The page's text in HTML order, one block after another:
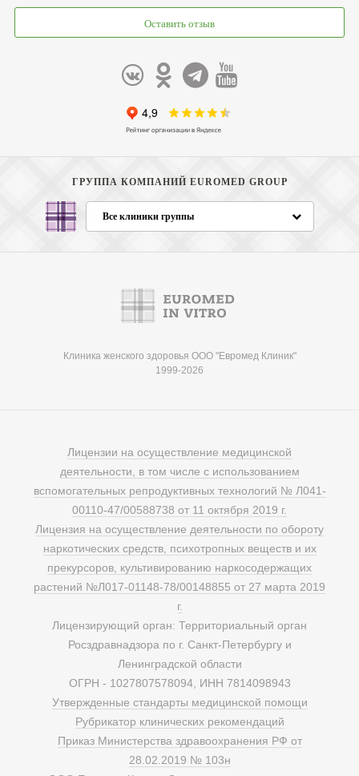
Оставить отзыв
ГРУППА КОМПАНИЙ EUROMED GROUP
Все клиники группы
Клиника женского здоровья ООО "Евромед Клиник"
1999-2026
Лицензии на осуществление медицинской
деятельности, в том числе с использованием
вспомогательных репродуктивных технологий № Л041-
00110-47/00588738 от 11 октября 2019 г.
Лицензия на осуществление деятельности по обороту
наркотических средств, психотропных веществ и их
прекурсоров, культивированию наркосодержащих
растений №Л017-01148-78/00148855 от 27 марта 2019
г.
Лицензирующий орган: Территориальный орган
Росздравнадзора по г. Санкт-Петербургу и
Ленинградской области
ОГРН - 1027807578094, ИНН 7814098943
Утвержденные стандарты медицинской помощи
Рубрикатор клинических рекомендаций
Приказ Министерства здравоохранения РФ от
28.02.2019 № 103н